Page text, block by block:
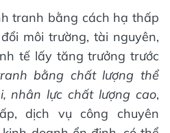
tranh bằng cách hạ thấp
môi trường, tài nguyên,
tế lấy tăng trưởng trước
bằng chất lượng thể
nhân lực chất lượng cao,
dịch vụ công chuyên